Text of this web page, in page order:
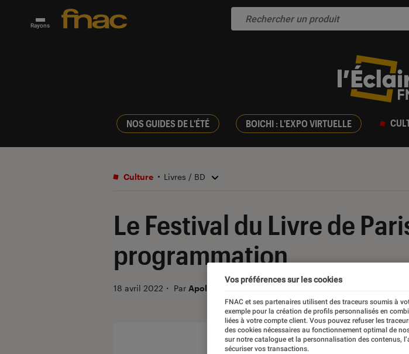
Rayons
NOS GUIDES DE L'ÉTÉ BOICHI : L'EXPO VIRTUELLE
Culture Livres / BD
Le Festival du Livre de
programmation
18 avril 2022 ・ Par Apolline Coëffet
Vos préférences sur les cookies
FNAC et ses partenaires utilisent des traceurs soumis à
exemple pour la création de profils personnalisés en
liées à votre compte client. Vous pouvez refuser les
des cookies nécessaires au fonctionnement optimal de
sur notre catalogue et la personnalisation des contenus,
sécuriser vos transactions.